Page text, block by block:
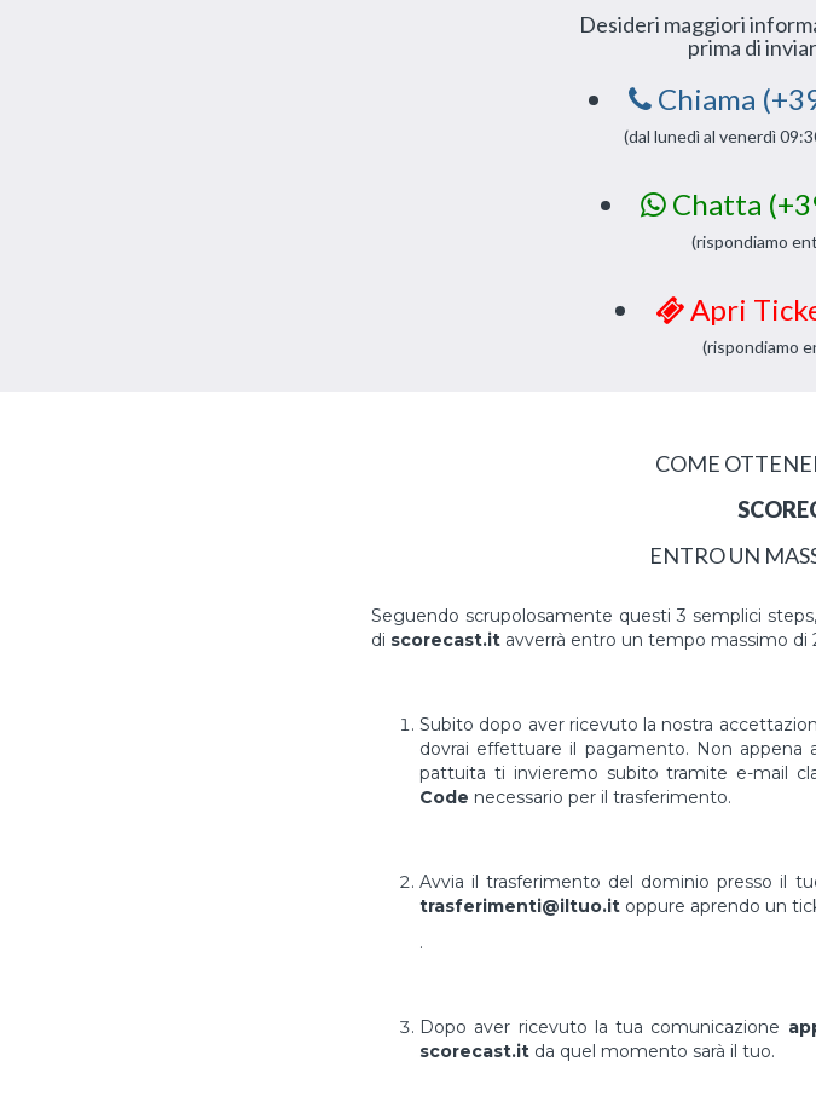
Desideri maggiori
prima di
Chiama
(dal lunedì al venerdì
Chatta
(rispondiamo
Apri
(rispondiamo
COME
ENTRO UN
Seguendo scrupolosamente questi 3 semplici
di scorecast.it avverrà entro un tempo massimo di
Subito dopo aver ricevuto la nostra
dovrai effettuare il pagamento. Non
pattuita ti invieremo subito tramite e-mail
Code necessario per il trasferimento.
Avvia il trasferimento del dominio presso il
trasferimenti@iltuo.it oppure aprendo un
.
Dopo aver ricevuto la tua comunicazione
scorecast.it da quel momento sarà il tuo.